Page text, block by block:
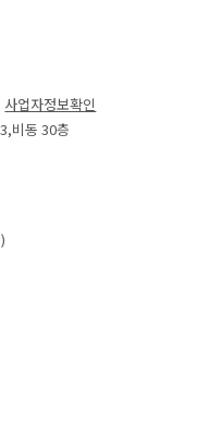
사업자정보확인
비동 30층